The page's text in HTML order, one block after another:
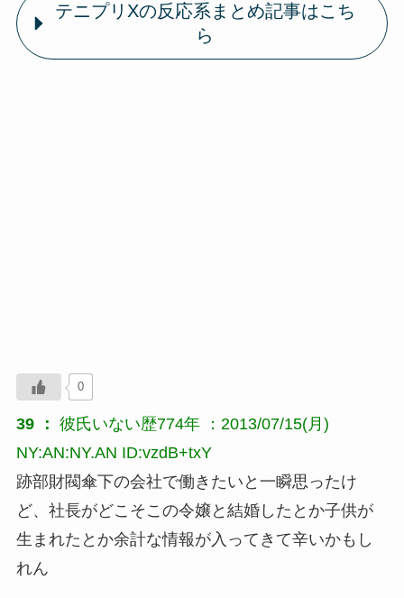
テニプリXの反応系まとめ記事はこち
ら
0
39 ： 彼氏いない歴774年
：2013/07/15(月)
NY:AN:NY.AN ID:vzdB+txY
跡部財閥傘下の会社で働きたいと一瞬思ったけ
ど、社長がどこそこの令嬢と結婚したとか子供が
生まれたとか余計な情報が入ってきて辛いかもし
れん